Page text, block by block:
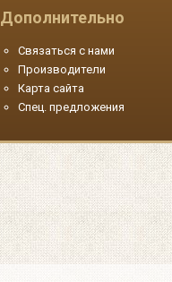
Дополнительно
Связаться с нами
Производители
Карта сайта
Спец. предложения